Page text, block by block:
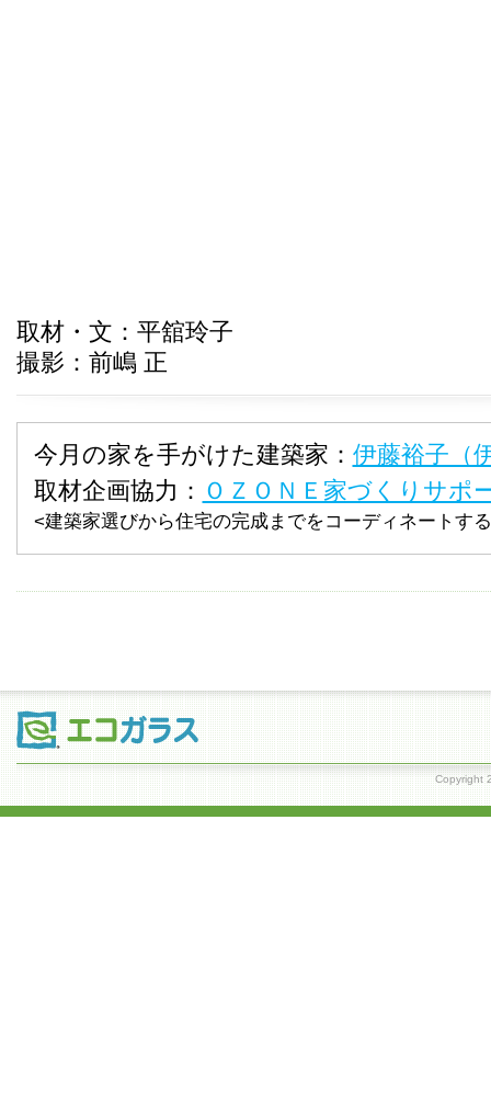
取材・文：平舘玲子
撮影：前嶋 正
今月の家を手がけた建築家： 伊藤裕子（
取材企画協力： ＯＺＯＮＥ家づくりサポ
<建築家選びから住宅の完成までをコーディネートす
Copyright